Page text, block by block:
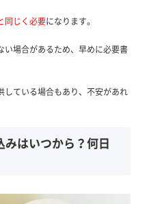
同じく必要になります。
場合があるため、早めに必要書
ている場合もあり、不安があれ
はいつから？何日